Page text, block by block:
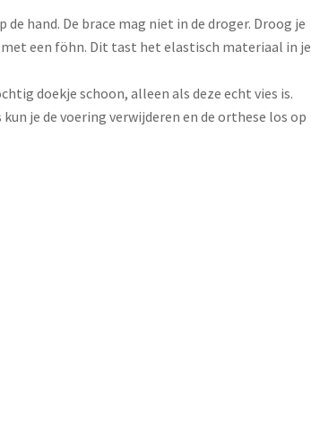
hand. De brace mag niet in de droger. Droog je
een föhn. Dit tast het elastisch materiaal in je
doekje schoon, alleen als deze echt vies is.
je de voering verwijderen en de orthese los op